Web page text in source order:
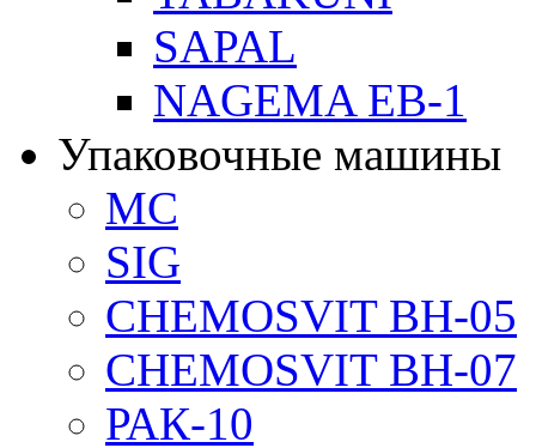
SAPAL
NAGEMA EB-1
Упаковочные машины
MC
SIG
CHEMOSVIT BH-05
CHEMOSVIT BH-07
РАК-10